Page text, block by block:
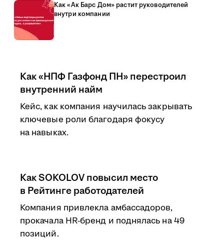
Как «Ак Барс Дом» растит руководителей
внутри компании
Как «НПФ Газфонд ПН» перестроил
внутренний найм
Кейс, как компания научилась закрывать
ключевые роли благодаря фокусу
на навыках.
Как SOKOLOV повысил место
в Рейтинге работодателей
Компания привлекла амбассадоров,
прокачала HR-бренд и поднялась на 49
позиций.